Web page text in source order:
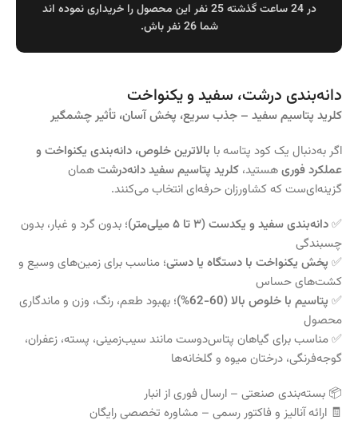
در 24 ساعت گذشته 25 نفر این محصول را خریداری نموده اند
شما 26 نفر باش.
دانه‌بندی درشت، سفید و یکنواخت
کلرید پتاسیم سفید – جذب سریع، پخش آسان، تأثیر چشمگیر
اگر به‌دنبال یک کود پتاسه با بالاترین خلوص، دانه‌بندی یکنواخت و
عملکرد فوریهستید، کلرید پتاسیم سفید دانه‌درشتهمان
گزینه‌ای‌ست که کشاورزان حرفه‌ای انتخاب می‌کنند.
✅دانه‌بندی سفید و یکدست (۳ تا ۵ میلی‌متر)
؛ بدون گرد و غبار، بدون
چسبندگی
✅ پخش یکنواخت با دستگاه یا دستی؛ مناسب برای زمین‌های وسیع و
کشت‌های حساس
✅ پتاسیم با خلوص بالا (60-62%)
؛ بهبود طعم، رنگ، وزن و ماندگاری
محصول
✅ مناسب برای گیاهان پتاس‌دوست مانند سیب‌زمینی، پسته، زعفران،
گوجه‌فرنگی، درختان میوه و گلخانه‌ها
📦 بسته‌بندی صنعتی – ارسال فوری از انبار
🧾 ارائه آنالیز و فاکتور رسمی – مشاوره تخصصی رایگان